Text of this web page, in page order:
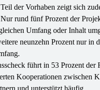
der Vorhaben zeigt sich
rund fünf Prozent der
Umfang oder Inhalt
neunzehn Prozent nur in
führt in 53 Prozent der
Kooperationen zwischen
und unterstützt häufig